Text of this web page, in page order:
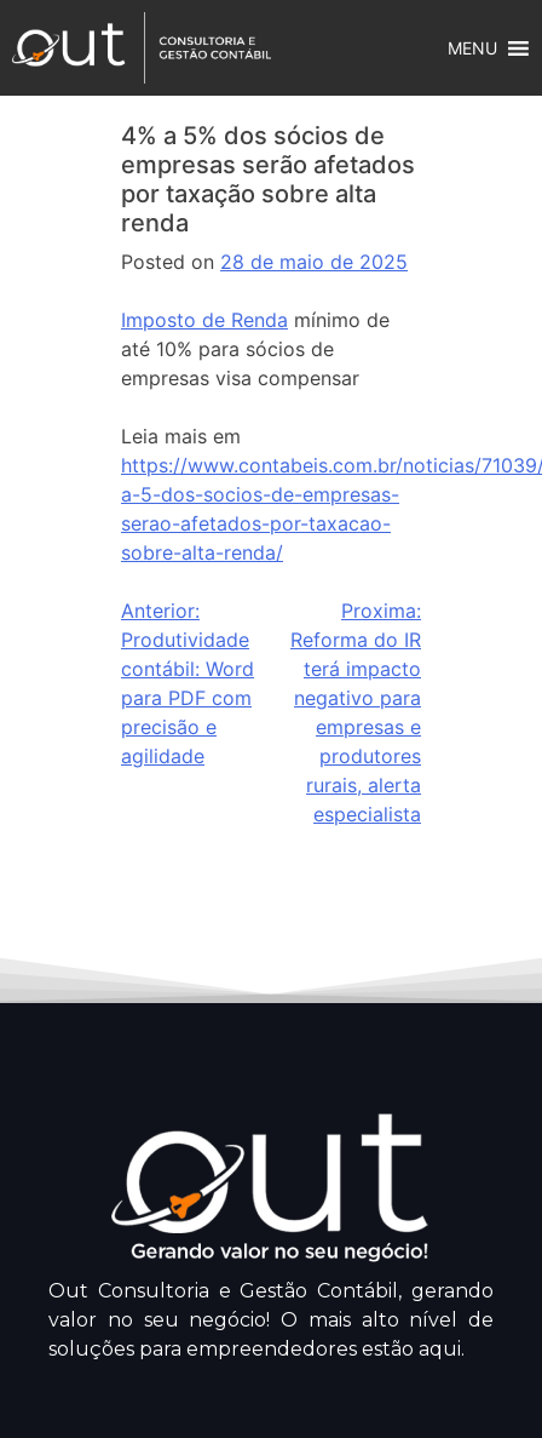
MENU
4% a 5% dos sócios de
empresas serão afetados
por taxação sobre alta
renda
Posted on 28 de maio de 2025
Imposto de Renda mínimo de
até 10% para sócios de
empresas visa compensar
Leia mais em
https://www.contabeis.com.br/noticias/
a-5-dos-socios-de-empresas-
serao-afetados-por-taxacao-
sobre-alta-renda/
Anterior:
Produtividade
contábil: Word
para PDF com
precisão e
agilidade
Proxima:
Reforma do IR
terá impacto
negativo para
empresas e
produtores
rurais, alerta
especialista
Out Consultoria e Gestão Contábil, gerando
valor no seu negócio! O mais alto nível de
soluções para empreendedores estão aqui.